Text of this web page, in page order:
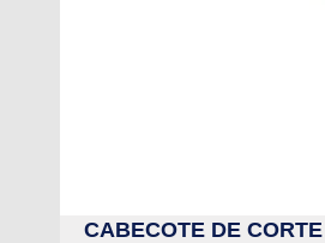
CABECOTE DE